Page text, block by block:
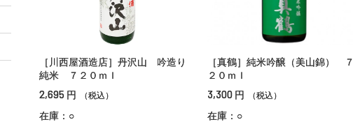
［川西屋酒造店］丹沢山 吟造り
純米 ７２０ｍｌ
2,695 円 （税込）
在庫：○
［真鶴］純米吟醸（美山錦） ７
２０ｍｌ
3,300 円 （税込）
在庫：○